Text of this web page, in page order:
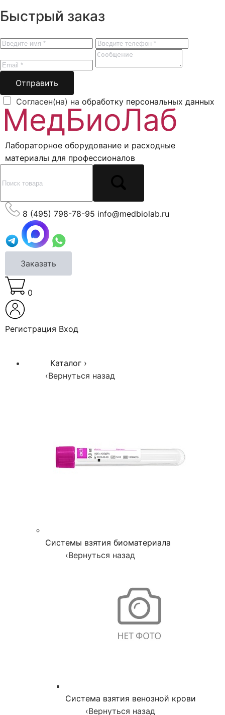
Быстрый заказ
Отправить
Согласен(на) на обработку персональных данных
Лабораторное оборудование и расходные
материалы для профессионалов
8 (495) 798-78-95 info@medbiolab.ru
Заказать
0
Регистрация Вход
Каталог ›
‹Вернуться назад
Системы взятия биоматериала
‹Вернуться назад
Система взятия венозной крови
‹Вернуться назад